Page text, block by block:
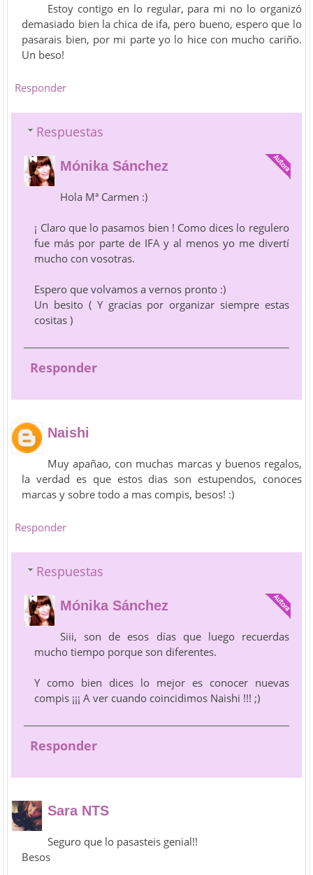
Estoy contigo en lo regular, para mi no lo organizó
demasiado bien la chica de ifa, pero bueno, espero que lo
pasarais bien, por mi parte yo lo hice con mucho cariño.
Un beso!
Responder
Respuestas
Mónika Sánchez
Hola Mª Carmen :)
¡ Claro que lo pasamos bien ! Como dices lo regulero
fue más por parte de IFA y al menos yo me divertí
mucho con vosotras.
Espero que volvamos a vernos pronto :)
Un besito ( Y gracias por organizar siempre estas
cositas )
Responder
Naishi
Muy apañao, con muchas marcas y buenos regalos,
la verdad es que estos dias son estupendos, conoces
marcas y sobre todo a mas compis, besos! :)
Responder
Respuestas
Mónika Sánchez
Siii, son de esos días que luego recuerdas
mucho tiempo porque son diferentes.
Y como bien dices lo mejor es conocer nuevas
compis ¡¡¡ A ver cuando coincidimos Naishi !!! ;)
Responder
Sara NTS
Seguro que lo pasasteis genial!!
Besos